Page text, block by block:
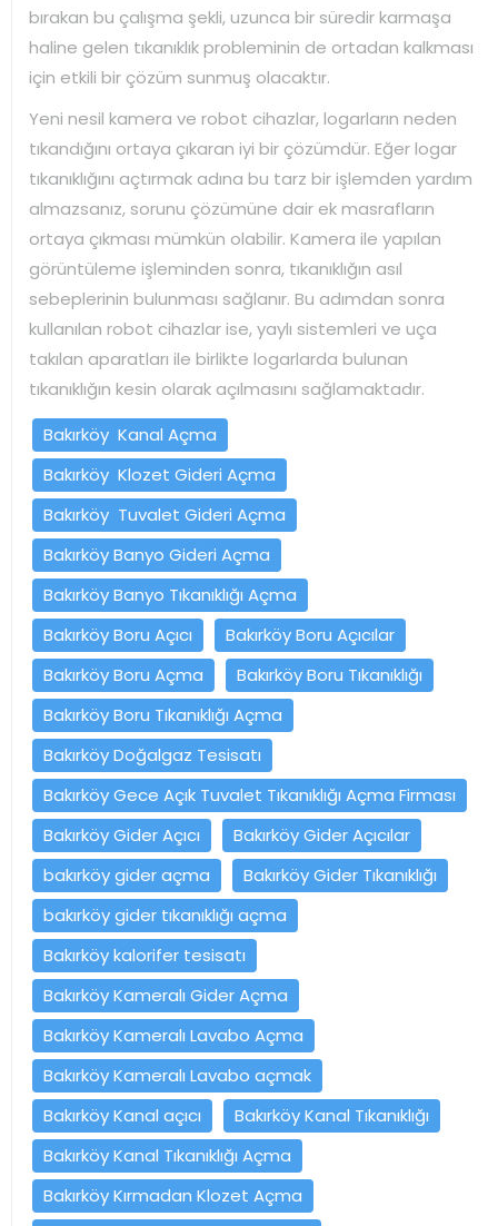
bırakan bu çalışma şekli, uzunca bir süredir karmaşa
haline gelen tıkanıklık probleminin de ortadan kalkması
için etkili bir çözüm sunmuş olacaktır.
Yeni nesil kamera ve robot cihazlar, logarların neden
tıkandığını ortaya çıkaran iyi bir çözümdür. Eğer logar
tıkanıklığını açtırmak adına bu tarz bir işlemden yardım
almazsanız, sorunu çözümüne dair ek masrafların
ortaya çıkması mümkün olabilir. Kamera ile yapılan
görüntüleme işleminden sonra, tıkanıklığın asıl
sebeplerinin bulunması sağlanır. Bu adımdan sonra
kullanılan robot cihazlar ise, yaylı sistemleri ve uça
takılan aparatları ile birlikte logarlarda bulunan
tıkanıklığın kesin olarak açılmasını sağlamaktadır.
Bakırköy Kanal Açma
Bakırköy Klozet Gideri Açma
Bakırköy Tuvalet Gideri Açma
Bakırköy Banyo Gideri Açma
Bakırköy Banyo Tıkanıklığı Açma
Bakırköy Boru Açıcı
Bakırköy Boru Açıcılar
Bakırköy Boru Açma
Bakırköy Boru Tıkanıklığı
Bakırköy Boru Tıkanıklığı Açma
Bakırköy Doğalgaz Tesisatı
Bakırköy Gece Açık Tuvalet Tıkanıklığı Açma Firması
Bakırköy Gider Açıcı
Bakırköy Gider Açıcılar
bakırköy gider açma
Bakırköy Gider Tıkanıklığı
bakırköy gider tıkanıklığı açma
Bakırköy kalorifer tesisatı
Bakırköy Kameralı Gider Açma
Bakırköy Kameralı Lavabo Açma
Bakırköy Kameralı Lavabo açmak
Bakırköy Kanal açıcı
Bakırköy Kanal Tıkanıklığı
Bakırköy Kanal Tıkanıklığı Açma
Bakırköy Kırmadan Klozet Açma